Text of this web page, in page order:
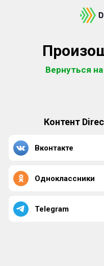
Вернуться
Контент
Вконтакте
Одноклассники
Telegram